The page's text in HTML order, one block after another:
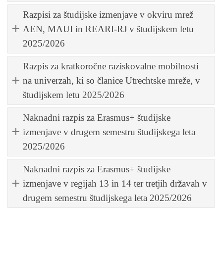
Razpisi za študijske izmenjave v okviru mrež
AEN, MAUI in REARI-RJ v študijskem letu
2025/2026
Razpis za kratkoročne raziskovalne mobilnosti
na univerzah, ki so članice Utrechtske mreže, v
študijskem letu 2025/2026
Naknadni razpis za Erasmus+ študijske
izmenjave v drugem semestru študijskega leta
2025/2026
Naknadni razpis za Erasmus+ študijske
izmenjave v regijah 13 in 14 ter tretjih državah v
drugem semestru študijskega leta 2025/2026